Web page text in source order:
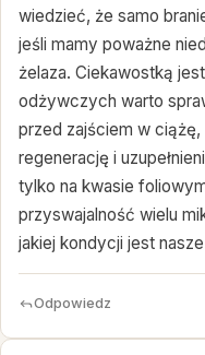
wiedzieć, że samo
jeśli mamy poważne
żelaza. Ciekawostką
odżywczych warto
przed zajściem w ciążę,
regenerację i
tylko na kwasie
przyswajalność wielu
jakiej kondycji jest
Odpowiedz